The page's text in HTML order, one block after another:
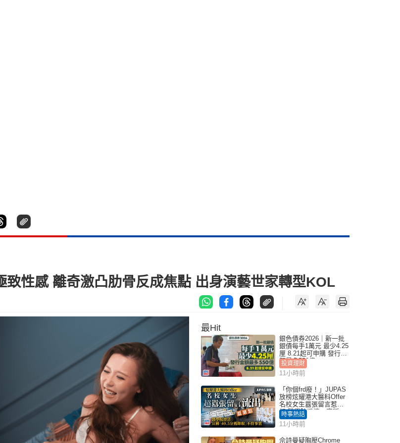
性感 離奇激凸肋骨反成焦點 出身演藝世家轉型KOL
最Hit
銀色債券2026｜新一批
銀債每手1萬元 最少4.25
厘 8.21起可申購 發行金
額最多550億
投資理財
11小時前
「你個frd廢！」JUPAS
放榜炫耀港大醫科Offer
名校女生囂張留言惹眾
怒 醫學院澄清：宣稱
「40.5分獲錄取」不符事
實｜Juicy叮
時事熱話
11小時前
佘詩曼疑胸壓Chrome